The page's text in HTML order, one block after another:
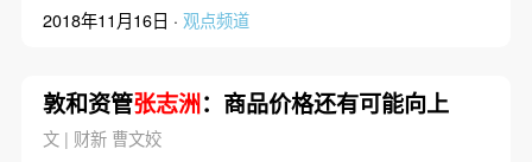
2018年11月16日 · 观点频道
敦和资管张志洲：商品价格还有可能向上
文 | 财新 曹文姣